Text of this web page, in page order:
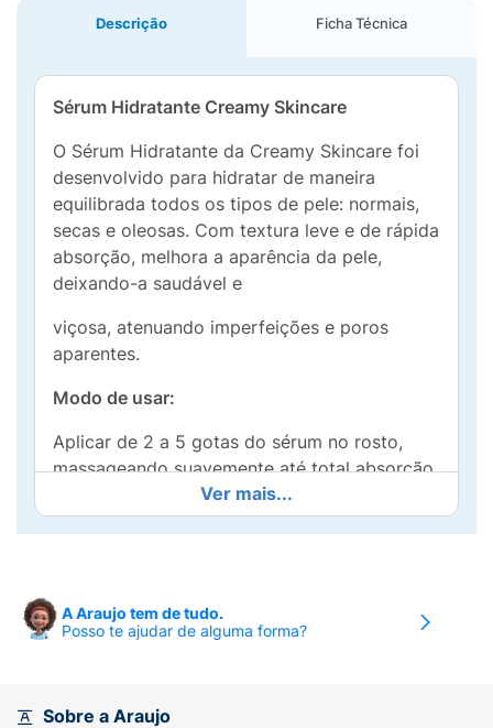
Descrição Ficha Técnica
Sérum Hidratante Creamy Skincare
O Sérum Hidratante da Creamy Skincare foi
desenvolvido para hidratar de maneira
equilibrada todos os tipos de pele: normais,
secas e oleosas. Com textura leve e de rápida
absorção, melhora a aparência da pele,
deixando-a saudável e
viçosa, atenuando imperfeições e poros
aparentes.
Modo de usar:
Aplicar de 2 a 5 gotas do sérum no rosto,
massageando suavemente até total absorção.
Pode ser usado 1 a 2 vezes ao dia.
Composição:
Acrylate/Sodium Acryloyldimethyltaurate
Copolymer, Trehalose, Saccharide Isomerate,
Polyglutamic Acid, Sodium Gluconate,
Ver mais...
A Araujo tem de tudo.
Posso te ajudar de alguma forma?
Sobre a Araujo